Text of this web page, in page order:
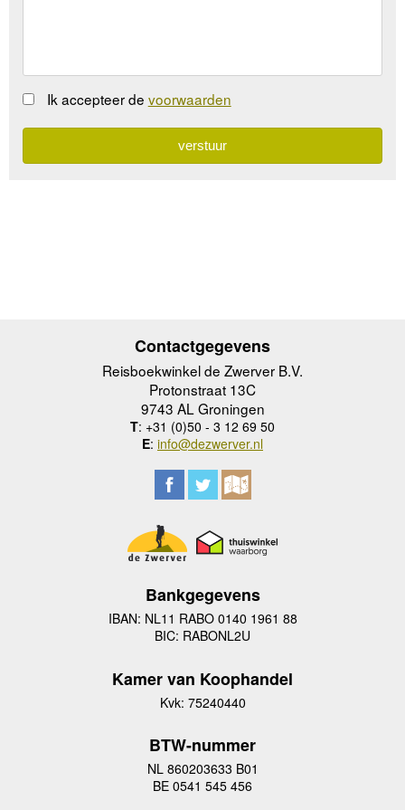
Ik accepteer de voorwaarden
Contactgegevens
Reisboekwinkel de Zwerver B.V.
Protonstraat 13C
9743 AL Groningen
T: +31 (0)50 - 3 12 69 50
E: info@dezwerver.nl
Bankgegevens
IBAN: NL11 RABO 0140 1961 88
BIC: RABONL2U
Kamer van Koophandel
Kvk: 75240440
BTW-nummer
NL 860203633 B01
BE 0541 545 456